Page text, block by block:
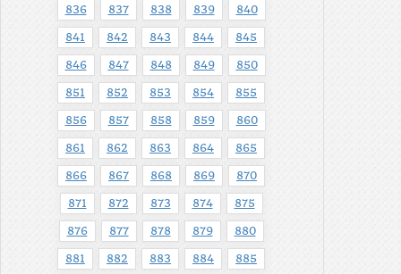
836 837 838 839 840
841 842 843 844 845
846 847 848 849 850
851 852 853 854 855
856 857 858 859 860
861 862 863 864 865
866 867 868 869 870
871 872 873 874 875
876 877 878 879 880
881 882 883 884 885